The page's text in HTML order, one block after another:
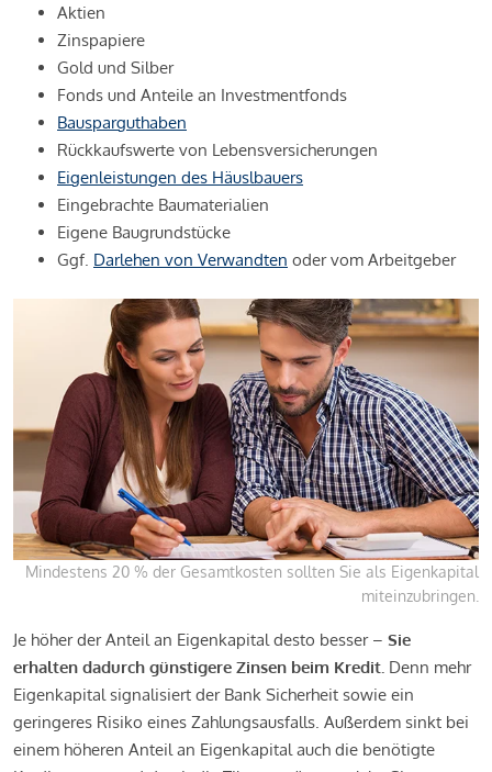
Aktien
Zinspapiere
Gold und Silber
Fonds und Anteile an Investmentfonds
Bausparguthaben
Rückkaufswerte von Lebensversicherungen
Eigenleistungen des Häuslbauers
Eingebrachte Baumaterialien
Eigene Baugrundstücke
Ggf. Darlehen von Verwandten oder vom Arbeitgeber
Mindestens 20 % der Gesamtkosten sollten Sie als Eigenkapital
miteinzubringen.
Je höher der Anteil an Eigenkapital desto besser – Sie
erhalten dadurch günstigere Zinsen beim Kredit. Denn mehr
Eigenkapital signalisiert der Bank Sicherheit sowie ein
geringeres Risiko eines Zahlungsausfalls. Außerdem sinkt bei
einem höheren Anteil an Eigenkapital auch die benötigte